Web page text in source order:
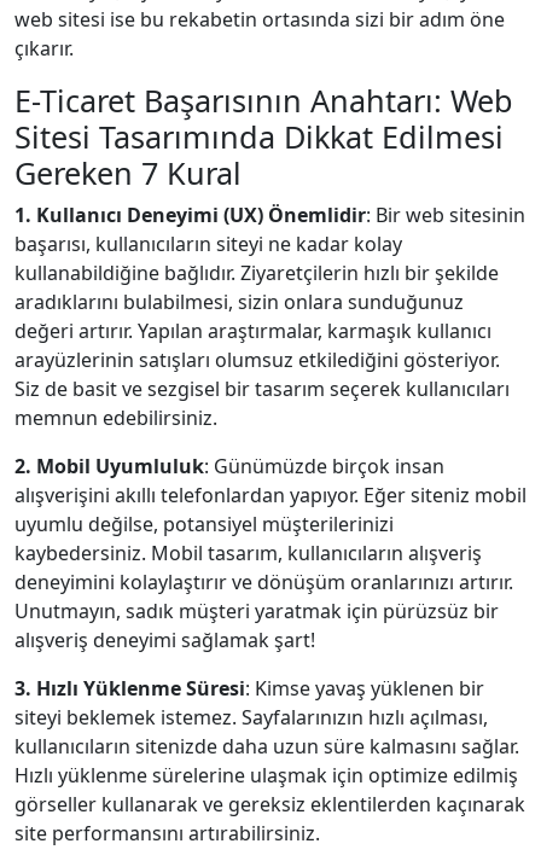
web sitesi ise bu rekabetin ortasında sizi bir adım öne
çıkarır.
E-Ticaret Başarısının Anahtarı: Web
Sitesi Tasarımında Dikkat Edilmesi
Gereken 7 Kural
1. Kullanıcı Deneyimi (UX) Önemlidir: Bir web sitesinin
başarısı, kullanıcıların siteyi ne kadar kolay
kullanabildiğine bağlıdır. Ziyaretçilerin hızlı bir şekilde
aradıklarını bulabilmesi, sizin onlara sunduğunuz
değeri artırır. Yapılan araştırmalar, karmaşık kullanıcı
arayüzlerinin satışları olumsuz etkilediğini gösteriyor.
Siz de basit ve sezgisel bir tasarım seçerek kullanıcıları
memnun edebilirsiniz.
2. Mobil Uyumluluk: Günümüzde birçok insan
alışverişini akıllı telefonlardan yapıyor. Eğer siteniz mobil
uyumlu değilse, potansiyel müşterilerinizi
kaybedersiniz. Mobil tasarım, kullanıcıların alışveriş
deneyimini kolaylaştırır ve dönüşüm oranlarınızı artırır.
Unutmayın, sadık müşteri yaratmak için pürüzsüz bir
alışveriş deneyimi sağlamak şart!
3. Hızlı Yüklenme Süresi: Kimse yavaş yüklenen bir
siteyi beklemek istemez. Sayfalarınızın hızlı açılması,
kullanıcıların sitenizde daha uzun süre kalmasını sağlar.
Hızlı yüklenme sürelerine ulaşmak için optimize edilmiş
görseller kullanarak ve gereksiz eklentilerden kaçınarak
site performansını artırabilirsiniz.